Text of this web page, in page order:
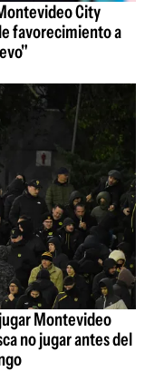
City
favorecimiento a
Montevideo
no jugar antes del